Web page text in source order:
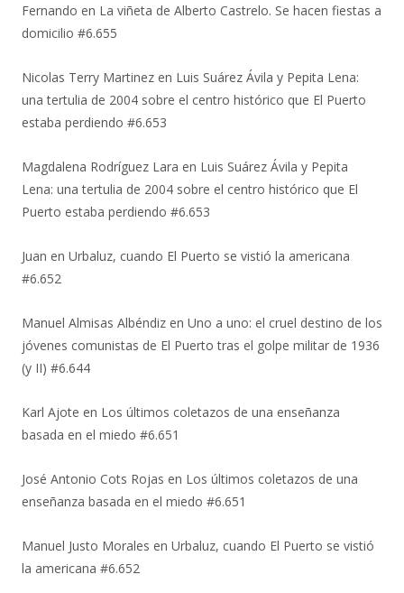
Fernando en La viñeta de Alberto Castrelo. Se hacen fiestas a
domicilio #6.655
Nicolas Terry Martinez en Luis Suárez Ávila y Pepita Lena:
una tertulia de 2004 sobre el centro histórico que El Puerto
estaba perdiendo #6.653
Magdalena Rodríguez Lara en Luis Suárez Ávila y Pepita
Lena: una tertulia de 2004 sobre el centro histórico que El
Puerto estaba perdiendo #6.653
Juan en Urbaluz, cuando El Puerto se vistió la americana
#6.652
Manuel Almisas Albéndiz en Uno a uno: el cruel destino de los
jóvenes comunistas de El Puerto tras el golpe militar de 1936
(y II) #6.644
Karl Ajote en Los últimos coletazos de una enseñanza
basada en el miedo #6.651
José Antonio Cots Rojas en Los últimos coletazos de una
enseñanza basada en el miedo #6.651
Manuel Justo Morales en Urbaluz, cuando El Puerto se vistió
la americana #6.652